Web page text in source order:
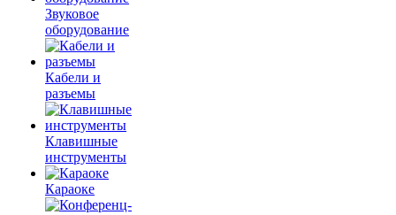
Звуковое
оборудование
Кабели и
разъемы
Клавишные
инструменты
Караоке